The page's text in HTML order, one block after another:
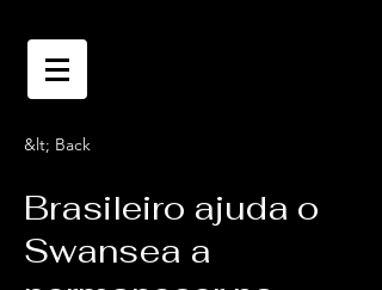
&lt; Back
Brasileiro ajuda o
Swansea a